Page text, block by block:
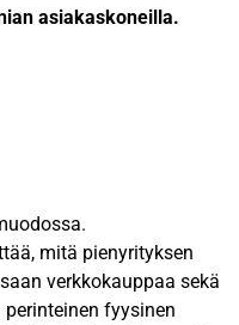
asiakaskoneilla.
mitä pienyrityksen
verkkokauppaa sekä
fyysinen